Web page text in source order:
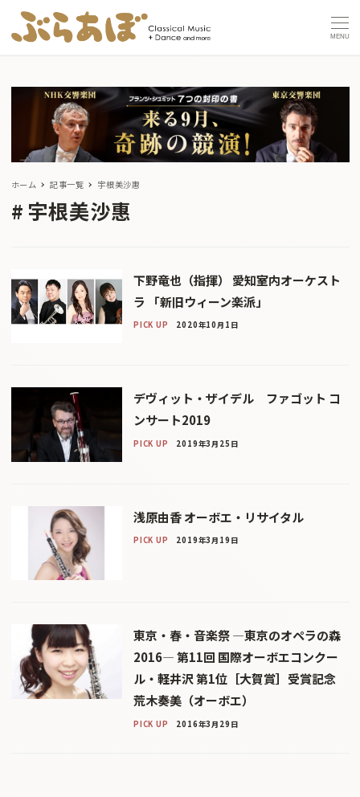
MENU
ホーム 記事一覧 宇根美沙惠
宇根美沙惠
下野竜也（指揮） 愛知室内オーケスト
ラ 「新旧ウィーン楽派」
PICK UP 2020年10月1日
デヴィット・ザイデル ファゴット コ
ンサート2019
PICK UP 2019年3月25日
浅原由香 オーボエ・リサイタル
PICK UP 2019年3月19日
東京・春・音楽祭 ―東京のオペラの森
2016― 第11回 国際オーボエコンクー
ル・軽井沢 第1位［大賀賞］受賞記念
荒木奏美（オーボエ）
PICK UP 2016年3月29日